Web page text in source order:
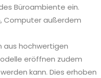
Büroambiente ein.
Computer außerdem
aus hochwertigen
eröffnen zudem
kann. Dies erhoben